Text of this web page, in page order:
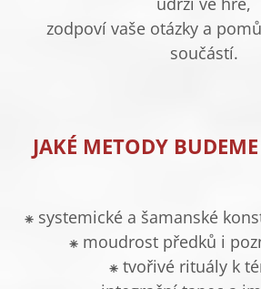
zodpoví vaše otázky a
součástí.
JAKÉ METODY
⁕ systemické a šamanské
⁕ moudrost předků i
⁕ tvořivé rituály k